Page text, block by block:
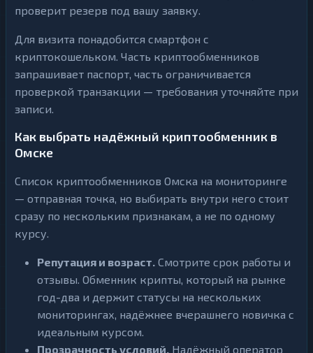
проверит резерв под вашу заявку.
Для визита понадобится смартфон с
криптокошельком. Часть криптообменников
запрашивает паспорт, часть ограничивается
проверкой транзакции — требования уточняйте при
записи.
Как выбрать надёжный криптообменник в
Омске
Список криптообменников Омска на мониторинге
— отправная точка, но выбирать внутри него стоит
сразу по нескольким признакам, а не по одному
курсу.
Репутация и возраст. Смотрите срок работы и
отзывы. Обменник крипты, который на рынке
год-два и держит статусы на нескольких
мониторингах, надёжнее вчерашнего новичка с
идеальным курсом.
Прозрачность условий. Надёжный оператор